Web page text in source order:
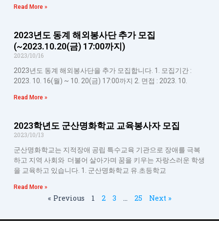
Read More »
2023년도 동계 해외봉사단 추가 모집
(~2023.10.20(금) 17:00까지)
2023/10/16
2023년도 동계 해외봉사단을 추가 모집합니다. 1. 모집기간 :
2023. 10. 16(월) ~ 10. 20(금) 17:00까지 2. 면접 : 2023. 10.
Read More »
2023학년도 군산명화학교 교육봉사자 모집
2023/10/13
군산명화학교는 지적장애 공립 특수교육 기관으로 장애를 극복
하고 지역 사회와 더불어 살아가며 꿈을 키우는 자랑스러운 학생
을 교육하고 있습니다. 1. 군산명화학교 유.초등학교
Read More »
« Previous 1 2 3 … 25 Next »